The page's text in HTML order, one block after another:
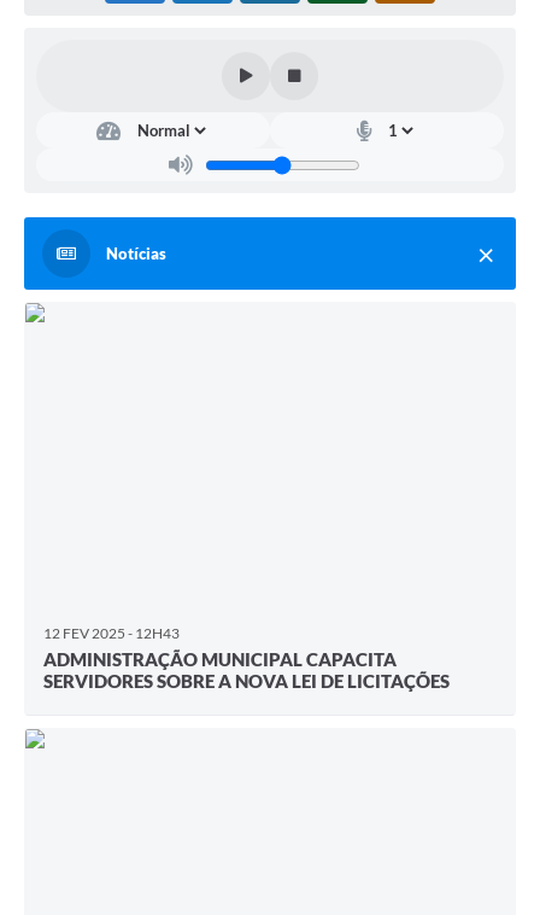
Notícias
12 FEV 2025 - 12H43
ADMINISTRAÇÃO MUNICIPAL CAPACITA
SERVIDORES SOBRE A NOVA LEI DE LICITAÇÕES